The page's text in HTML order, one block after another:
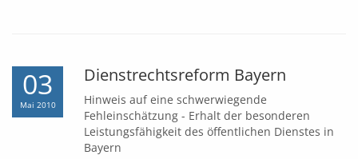
03
Mai 2010
Dienstrechtsreform Bayern
Hinweis auf eine schwerwiegende
Fehleinschätzung - Erhalt der besonderen
Leistungsfähigkeit des öffentlichen Dienstes in
Bayern